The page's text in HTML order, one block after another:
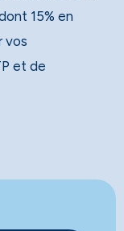
15% en
vos
et de